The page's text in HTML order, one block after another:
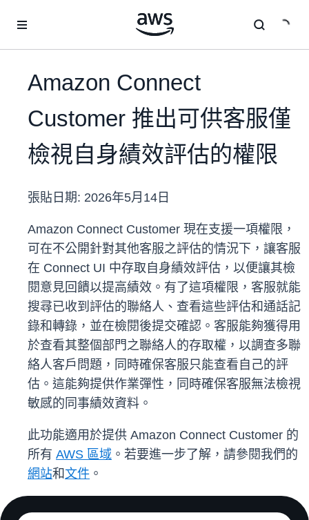
Amazon Connect
Customer 推出可供客服僅
檢視自身績效評估的權限
張貼日期: 2026年5月14日
Amazon Connect Customer 現在支援一項權限，
可在不公開針對其他客服之評估的情況下，讓客服
在 Connect UI 中存取自身績效評估，以便讓其檢
閱意見回饋以提高績效。有了這項權限，客服就能
搜尋已收到評估的聯絡人、查看這些評估和通話記
錄和轉錄，並在檢閱後提交確認。客服能夠獲得用
於查看其整個部門之聯絡人的存取權，以調查多聯
絡人客戶問題，同時確保客服只能查看自己的評
估。這能夠提供作業彈性，同時確保客服無法檢視
敏感的同事績效資料。
此功能適用於提供 Amazon Connect Customer 的
所有 AWS 區域 。若要進一步了解，請參閱我們的
網站和文件 。